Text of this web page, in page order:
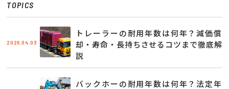
TOPICS
2026.04.03
トレーラーの耐用年数は何年？減価償
却・寿命・長持ちさせるコツまで徹底解
説
バックホーの耐用年数は何年？法定年